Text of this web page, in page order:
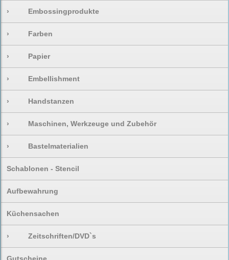
› Embossingprodukte
› Farben
› Papier
› Embellishment
› Handstanzen
› Maschinen, Werkzeuge und Zubehör
› Bastelmaterialien
Schablonen - Stencil
Aufbewahrung
Küchensachen
› Zeitschriften/DVD`s